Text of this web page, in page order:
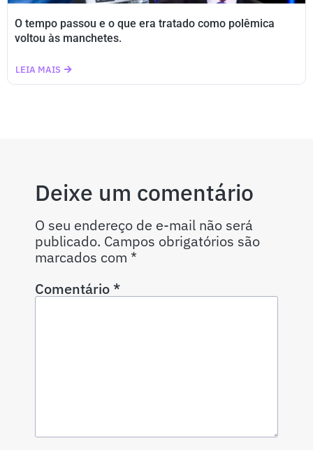
O tempo passou e o que era tratado como polêmica
voltou às manchetes.
LEIA MAIS
Deixe um comentário
O seu endereço de e-mail não será
publicado. Campos obrigatórios são
marcados com *
Comentário*